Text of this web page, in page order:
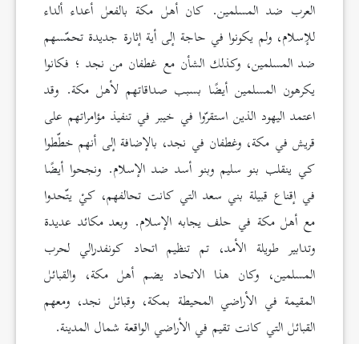
العرب ضد المسلمين. كان أهل مكة بالفعل أعداء ألداء
للإسلام، ولم يكونوا في حاجة إلى أية إثارة جديدة تحمّسهم
ضد المسلمين، وكذلك الشأن مع غطفان من نجد ؛ فكانوا
يكرهون المسلمين أيضًا بسبب صداقاتهم لأهل مكة. وقد
اعتمد اليهود الذين استقرّوا في خيبر في تنفيذ مؤامراتهم على
قريش في مكة، وغطفان في نجد، بالإضافة إلى أنهم خطّطوا
كي ينقلب بنو سليم وبنو أسد ضد الإسلام. ونجحوا أيضًا
في إقناع قبيلة بني سعد التي كانت تحالفهم، كيْ يتّحدوا
مع أهل مكة في حلف يجابه الإسلام. وبعد مكائد عديدة
وتدابير طويلة الأمد، تم تنظيم اتحاد كونفدرالي لحرب
المسلمين، وكان هذا الاتحاد يضم أهل مكة، والقبائل
المقيمة في الأراضي المحيطة بمكة، وقبائل نجد، ومعهم
القبائل التي كانت تقيم في الأراضي الواقعة شمال المدينة.